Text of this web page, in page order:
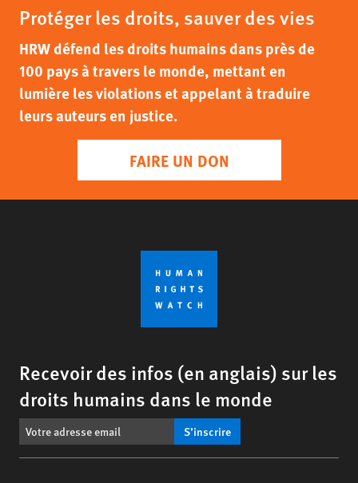
Protéger les droits, sauver des vies
HRW défend les droits humains dans près de
100 pays à travers le monde, mettant en
lumière les violations et appelant à traduire
leurs auteurs en justice.
FAIRE UN DON
Recevoir des infos (en anglais) sur les
droits humains dans le monde
S’inscrire